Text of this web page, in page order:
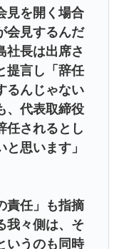
見を開く場合
会見するんだ
社長は出席さ
提言し「辞任
るんじゃない
、代表取締役
任されるとし
思います」
責任」も指摘
我々側は、そ
いうのも同時